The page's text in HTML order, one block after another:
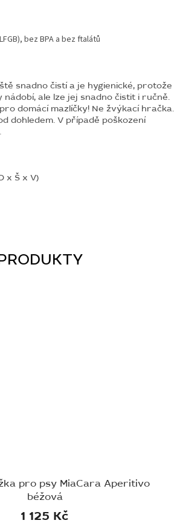
bez BPA a bez ftalátů
snadno čistí a je hygienické, protože
nádobí, ale lze jej snadno čistit i ručně.
domácí mazlíčky! Ne žvýkací hračka.
dohledem. V případě poškození
x Š x V)
pro psy MiaCara Aperitivo
béžová
1 125 Kč